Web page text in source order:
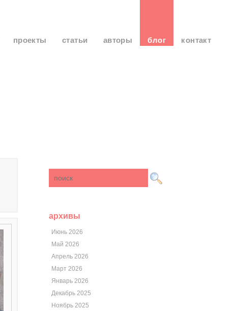
проекты статьи авторы блог контакт
архивы
Июнь 2026
Май 2026
Апрель 2026
Март 2026
Январь 2026
Декабрь 2025
Ноябрь 2025